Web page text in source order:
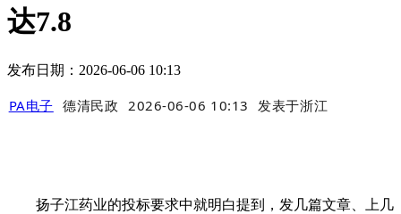
达7.8
发布日期：2026-06-06 10:13
PA电子 德清民政 2026-06-06 10:13 发表于浙江
扬子江药业的投标要求中就明白提到，发几篇文章、上几